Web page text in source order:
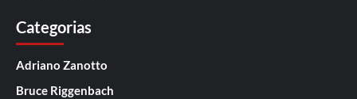
Categorias
Adriano Zanotto
Bruce Riggenbach